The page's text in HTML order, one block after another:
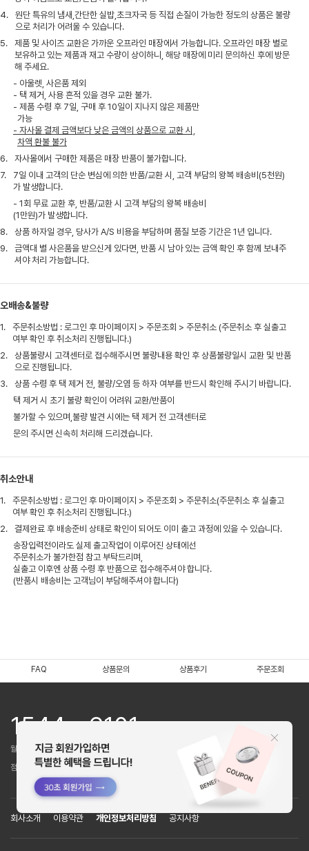
4.
원단 특유의 냄새,간단한 실밥,초크자국 등 직접 손질이 가능한 정도의 상품은 불량
으로 처리가 어려울 수 있습니다.
5.
제품 및 사이즈 교환은 가까운 오프라인 매장에서 가능합니다. 오프라인 매장 별로
보유하고 있는 제품과 재고 수량이 상이하니, 해당 매장에 미리 문의하신 후에 방문
해 주세요.
- 아울렛, 사은품 제외
- 택 제거, 사용 흔적 있을 경우 교환 불가.
- 제품 수령 후 7일, 구매 후 10일이 지나지 않은 제품만
가능
- 자사몰 결제 금액보다 낮은 금액의 상품으로 교환 시,
차액 환불 불가
6.
자사몰에서 구매한 제품은 매장 반품이 불가합니다.
7.
7일 이내 고객의 단순 변심에 의한 반품/교환 시, 고객 부담의 왕복 배송비(5천원)
가 발생합니다.
- 1회 무료 교환 후, 반품/교환 시 고객 부담의 왕복 배송비
(1만원)가 발생합니다.
8.
상품 하자일 경우, 당사가 A/S 비용을 부담하며 품질 보증 기간은 1년 입니다.
9.
금액대 별 사은품을 받으신게 있다면, 반품 시 남아 있는 금액 확인 후 함께 보내주
셔야 처리 가능합니다.
오배송&불량
1.
주문취소방법 : 로그인 후 마이페이지 > 주문조회 > 주문취소 (주문취소 후 실출고
여부 확인 후 취소처리 진행됩니다.)
2.
상품불량시 고객센터로 접수해주시면 불량내용 확인 후 상품불량일시 교환 및 반품
으로 진행됩니다.
3.
상품 수령 후 택 제거 전, 불량/오염 등 하자 여부를 반드시 확인해 주시기 바랍니다.
택 제거 시 초기 불량 확인이 어려워 교환/반품이
불가할 수 있으며,불량 발견 시에는 택 제거 전 고객센터로
문의 주시면 신속히 처리해 드리겠습니다.
취소안내
1.
주문취소방법 : 로그인 후 마이페이지 > 주문조회 > 주문취소(주문취소 후 실출고
여부 확인 후 취소처리 진행됩니다.)
2.
결제완료 후 배송준비 상태로 확인이 되어도 이미 출고 과정에 있을 수 있습니다.
송장입력전이라도 실제 출고작업이 이루어진 상태에선
주문취소가 불가한점 참고 부탁드리며,
실출고 이후엔 상품 수령 후 반품으로 접수해주셔야 합니다.
(반품시 배송비는 고객님이 부담해주셔야 합니다)
FAQ 상품문의 상품후기 주문조회
1544 - 6101
월~목 : 10:00~16:00 / 금 : 9:30~16:00
점심시간 : 12:00~13:00 (토,일,공휴일 휴무)
회사소개 이용약관 개인정보처리방침 공지사항